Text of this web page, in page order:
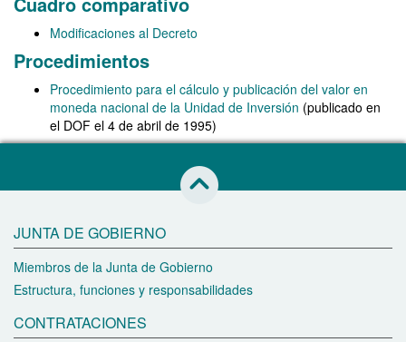
Modificaciones al Decreto
Procedimientos
Procedimiento para el cálculo y publicación del valor en
moneda nacional de la Unidad de Inversión (publicado en
el DOF el 4 de abril de 1995)
JUNTA DE GOBIERNO
Miembros de la Junta de Gobierno
Estructura, funciones y responsabilidades
CONTRATACIONES